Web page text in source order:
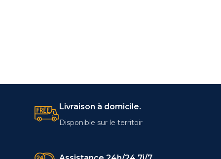
Livraison à domicile.
Disponible sur le territoir